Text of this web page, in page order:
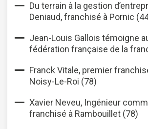
Du terrain à la gestion
Deniaud, franchisé à Pornic
Jean-Louis Gallois témoigne
fédération française de la
Franck Vitale, premier
Noisy-Le-Roi (78)
Xavier Neveu, Ingénieur
franchisé à Rambouillet (78)